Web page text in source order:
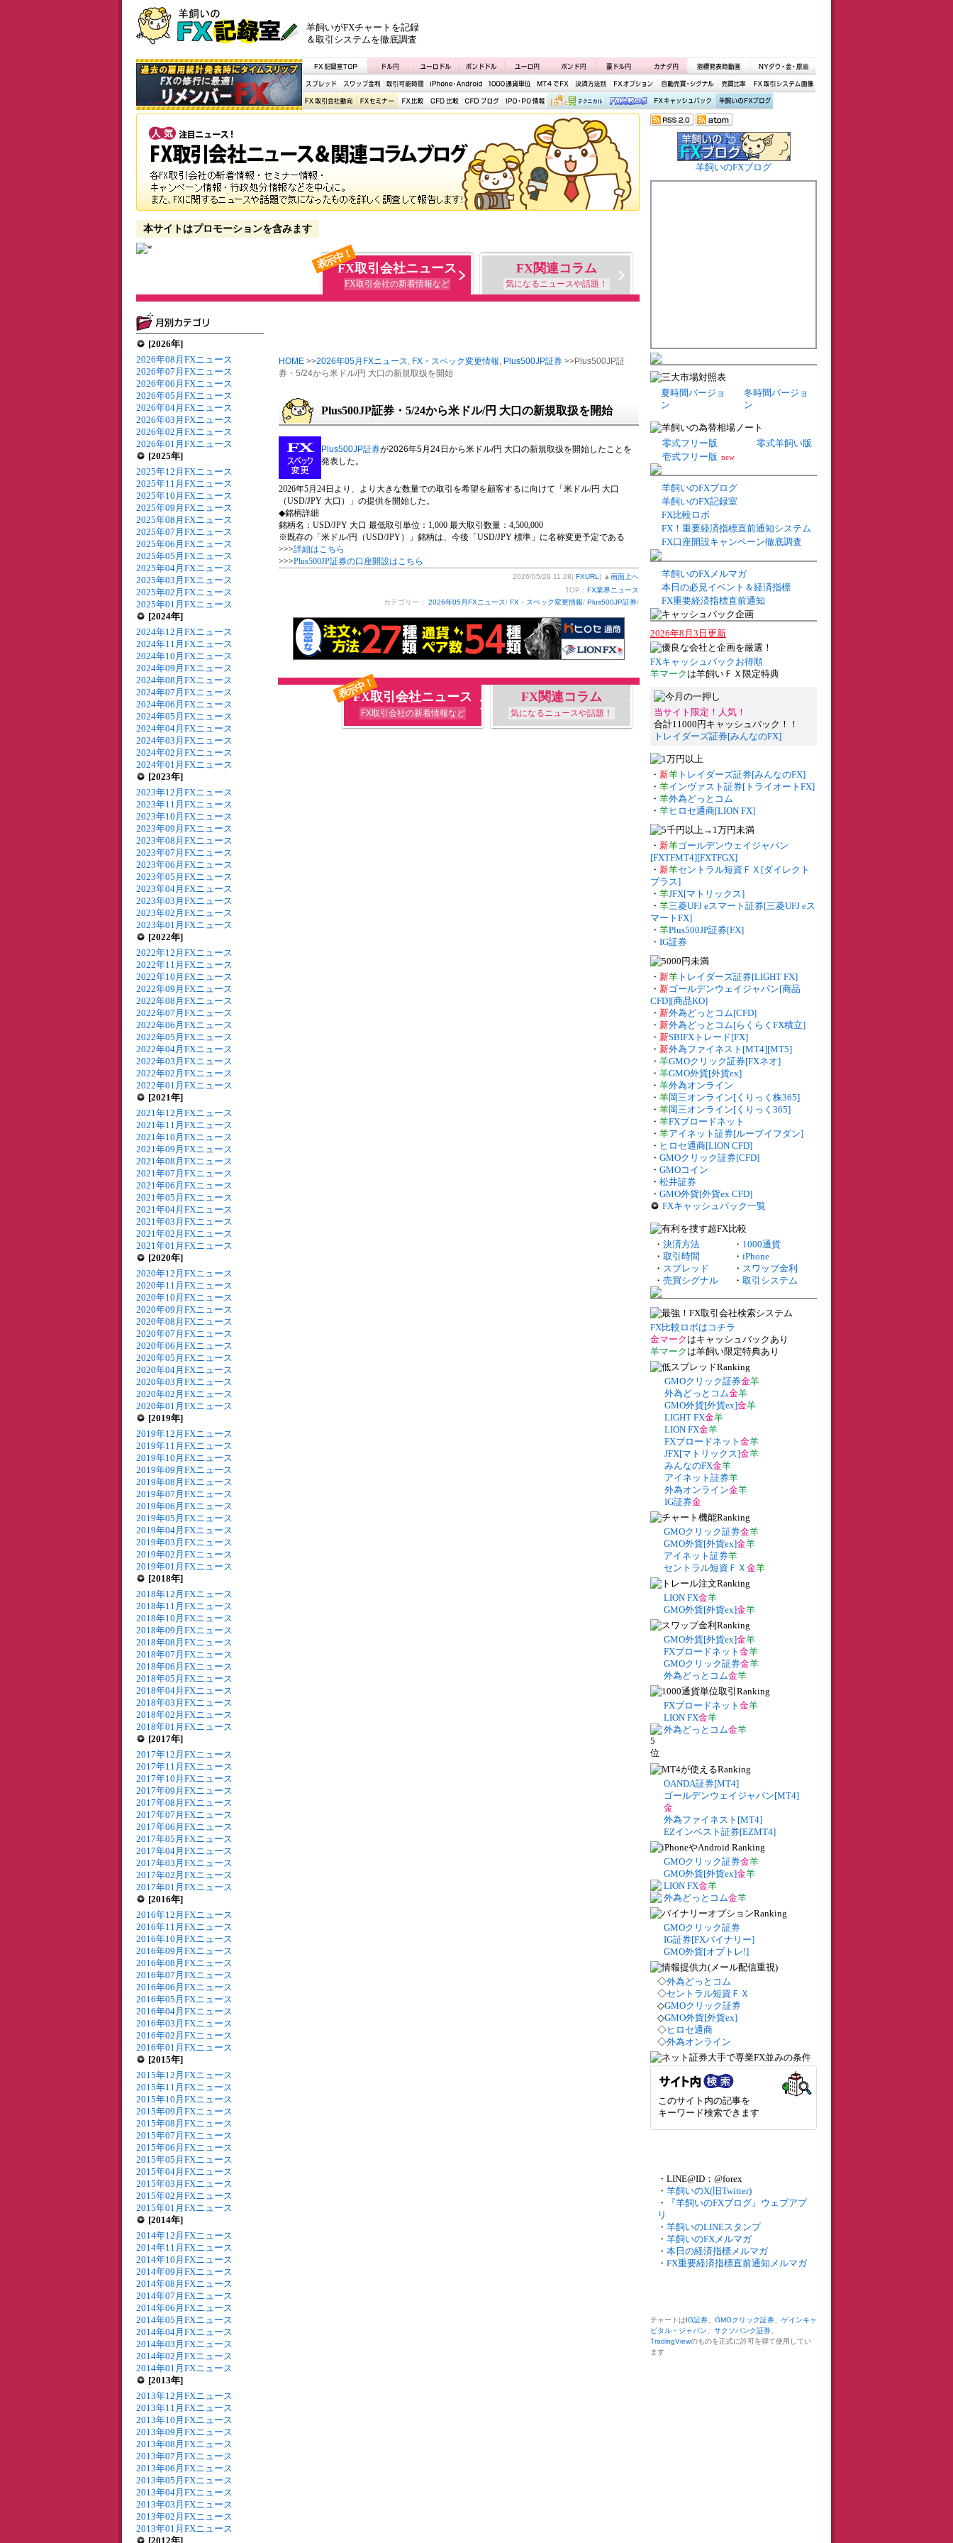
羊飼いがFXチャートを記録
＆取引システムを徹底調査
本サイトはプロモーションを含みます
表示中！FX取引会社ニュース
FX取引会社の新着情報など
FX関連コラム
気になるニュースや話題！
[2026年]
2026年08月FXニュース
2026年07月FXニュース
2026年06月FXニュース
2026年05月FXニュース
2026年04月FXニュース
2026年03月FXニュース
2026年02月FXニュース
2026年01月FXニュース
[2025年]
2025年12月FXニュース
2025年11月FXニュース
2025年10月FXニュース
2025年09月FXニュース
2025年08月FXニュース
2025年07月FXニュース
2025年06月FXニュース
2025年05月FXニュース
2025年04月FXニュース
2025年03月FXニュース
2025年02月FXニュース
2025年01月FXニュース
[2024年]
2024年12月FXニュース
2024年11月FXニュース
2024年10月FXニュース
2024年09月FXニュース
2024年08月FXニュース
2024年07月FXニュース
2024年06月FXニュース
2024年05月FXニュース
2024年04月FXニュース
2024年03月FXニュース
2024年02月FXニュース
2024年01月FXニュース
[2023年]
2023年12月FXニュース
2023年11月FXニュース
2023年10月FXニュース
2023年09月FXニュース
2023年08月FXニュース
2023年07月FXニュース
2023年06月FXニュース
2023年05月FXニュース
2023年04月FXニュース
2023年03月FXニュース
2023年02月FXニュース
2023年01月FXニュース
[2022年]
2022年12月FXニュース
2022年11月FXニュース
2022年10月FXニュース
2022年09月FXニュース
2022年08月FXニュース
2022年07月FXニュース
2022年06月FXニュース
2022年05月FXニュース
2022年04月FXニュース
2022年03月FXニュース
2022年02月FXニュース
2022年01月FXニュース
[2021年]
2021年12月FXニュース
2021年11月FXニュース
2021年10月FXニュース
2021年09月FXニュース
2021年08月FXニュース
2021年07月FXニュース
2021年06月FXニュース
2021年05月FXニュース
2021年04月FXニュース
2021年03月FXニュース
2021年02月FXニュース
2021年01月FXニュース
[2020年]
2020年12月FXニュース
2020年11月FXニュース
2020年10月FXニュース
2020年09月FXニュース
2020年08月FXニュース
2020年07月FXニュース
2020年06月FXニュース
2020年05月FXニュース
2020年04月FXニュース
2020年03月FXニュース
2020年02月FXニュース
2020年01月FXニュース
[2019年]
2019年12月FXニュース
2019年11月FXニュース
2019年10月FXニュース
2019年09月FXニュース
2019年08月FXニュース
2019年07月FXニュース
2019年06月FXニュース
2019年05月FXニュース
2019年04月FXニュース
2019年03月FXニュース
2019年02月FXニュース
2019年01月FXニュース
[2018年]
2018年12月FXニュース
2018年11月FXニュース
2018年10月FXニュース
2018年09月FXニュース
2018年08月FXニュース
2018年07月FXニュース
2018年06月FXニュース
2018年05月FXニュース
2018年04月FXニュース
2018年03月FXニュース
2018年02月FXニュース
2018年01月FXニュース
[2017年]
2017年12月FXニュース
2017年11月FXニュース
2017年10月FXニュース
2017年09月FXニュース
2017年08月FXニュース
2017年07月FXニュース
2017年06月FXニュース
2017年05月FXニュース
2017年04月FXニュース
2017年03月FXニュース
2017年02月FXニュース
2017年01月FXニュース
[2016年]
2016年12月FXニュース
2016年11月FXニュース
2016年10月FXニュース
2016年09月FXニュース
2016年08月FXニュース
2016年07月FXニュース
2016年06月FXニュース
2016年05月FXニュース
2016年04月FXニュース
2016年03月FXニュース
2016年02月FXニュース
2016年01月FXニュース
[2015年]
2015年12月FXニュース
2015年11月FXニュース
2015年10月FXニュース
2015年09月FXニュース
2015年08月FXニュース
2015年07月FXニュース
2015年06月FXニュース
2015年05月FXニュース
2015年04月FXニュース
2015年03月FXニュース
2015年02月FXニュース
2015年01月FXニュース
[2014年]
2014年12月FXニュース
2014年11月FXニュース
2014年10月FXニュース
2014年09月FXニュース
2014年08月FXニュース
2014年07月FXニュース
2014年06月FXニュース
2014年05月FXニュース
2014年04月FXニュース
2014年03月FXニュース
2014年02月FXニュース
2014年01月FXニュース
[2013年]
2013年12月FXニュース
2013年11月FXニュース
2013年10月FXニュース
2013年09月FXニュース
2013年08月FXニュース
2013年07月FXニュース
2013年06月FXニュース
2013年05月FXニュース
2013年04月FXニュース
2013年03月FXニュース
2013年02月FXニュース
2013年01月FXニュース
[2012年]
HOME >>2026年05月FXニュース, FX・スペック変更情報, Plus500JP証券 >>Plus500JP証
券・5/24から米ドル/円 大口の新規取扱を開始
Plus500JP証券・5/24から米ドル/円 大口の新規取扱を開始
Plus500JP証券が2026年5月24日から米ドル/円 大口の新規取扱を開始したことを
発表した。
2026年5月24日より、より大きな数量での取引を希望を顧客するに向けて「米ドル/円 大口
（USD/JPY 大口）」の提供を開始した。
◆銘柄詳細
銘柄名：USD/JPY 大口 最低取引単位：1,000 最大取引数量：4,500,000
※既存の「米ドル/円（USD/JPY）」銘柄は、今後「USD/JPY 標準」に名称変更予定である
>>>詳細はこちら
>>>Plus500JP証券の口座開設はこちら
2026/05/29 11:28| FXURL | ▲ 画面上へ
TOP： FX業界ニュース
カテゴリー： 2026年05月FXニュース/ FX・スペック変更情報/ Plus500JP証券/
表示中！
FX取引会社ニュース
FX取引会社の新着情報など
FX関連コラム
気になるニュースや話題！
羊飼いのFXブログ
夏時間バージョ
ン
冬時間バージョ
ン
零式フリー版
零式羊飼い版
壱式フリー版 new
羊飼いのFXブログ
羊飼いのFX記録室
FX比較ロボ
FX！重要経済指標直前通知システム
FX口座開設キャンペーン徹底調査
羊飼いのFXメルマガ
本日の必見イベント＆経済指標
FX重要経済指標直前通知
2026年8月3日更新
FXキャッシュバックお得順
羊マーク は羊飼いＦＸ限定特典
当サイト限定！人気！
合計11000円キャッシュバック！！
トレイダーズ証券[みんなのFX]
・ 新羊 トレイダーズ証券[みんなのFX]
・ 羊インヴァスト証券[トライオートFX]
・ 羊外為どっとコム
・ 羊ヒロセ通商[LION FX]
・ 新羊ゴールデンウェイジャパン
[FXTFMT4][FXTFGX]
・ 新羊セントラル短資ＦＸ[ダイレクト
プラス]
・ 羊JFX[マトリックス]
・ 羊三菱UFJ eスマート証券[三菱UFJ eス
マートFX]
・ 羊Plus500JP証券[FX]
・ IG証券
・ 新羊 トレイダーズ証券[LIGHT FX]
・ 新ゴールデンウェイジャパン[商品
CFD][商品KO]
・ 新外為どっとコム[CFD]
・ 新外為どっとコム[らくらくFX積立]
・ 新SBIFXトレード[FX]
・ 新外為ファイネスト[MT4][MT5]
・ 羊GMOクリック証券[FXネオ]
・ 羊GMO外貨[外貨ex]
・ 羊外為オンライン
・ 羊岡三オンライン[くりっく株365]
・ 羊岡三オンライン[くりっく365]
・ 羊FXブロードネット
・ 羊アイネット証券[ループイフダン]
・ ヒロセ通商[LION CFD]
・ GMOクリック証券[CFD]
・ GMOコイン
・ 松井証券
・ GMO外貨[外貨ex CFD]
FXキャッシュバック一覧
・ 決済方法 ・ 1000通貨
・ 取引時間 ・ iPhone
・ スプレッド ・ スワップ金利
・ 売買シグナル ・ 取引システム
FX比較ロボはコチラ
金マーク はキャッシュバックあり
羊マーク は羊飼い限定特典あり
GMOクリック証券金羊
外為どっとコム金羊
GMO外貨[外貨ex]金羊
LIGHT FX金羊
LION FX金羊
FXブロードネット 金羊
JFX[マトリックス]金羊
みんなのFX金羊
アイネット証券羊
外為オンライン金羊
IG証券金
GMOクリック証券金羊
GMO外貨[外貨ex]金羊
アイネット証券羊
セントラル短資ＦＸ 金羊
LION FX金羊
GMO外貨[外貨ex]金羊
GMO外貨[外貨ex]金羊
FXブロードネット 金羊
GMOクリック証券金羊
外為どっとコム金羊
FXブロードネット 金羊
LION FX金羊
外為どっとコム金羊
OANDA証券[MT4]
ゴールデンウェイジャパン[MT4]
金
外為ファイネスト[MT4]
EZインベスト証券[EZMT4]
GMOクリック証券金羊
GMO外貨[外貨ex]金羊
LION FX金羊
外為どっとコム金羊
GMOクリック証券
IG証券[FXバイナリー]
GMO外貨[オプトレ!]
◇外為どっとコム
◇セントラル短資ＦＸ
◇GMOクリック証券
◇GMO外貨[外貨ex]
◇ヒロセ通商
◇外為オンライン
このサイト内の記事を
キーワード検索できます
・LINE@ID：@forex
・ 羊飼いのX(旧Twitter)
・
『羊飼いのFXブログ』ウェブアプ
リ
・ 羊飼いのLINEスタンプ
・ 羊飼いのFXメルマガ
・ 本日の経済指標メルマガ
・ FX重要経済指標直前通知メルマガ
チャートはIG証券 GMOクリック証券
ゲインキャ
ピタル・ジャパン
サクソバンク証券
TradingViewのものを正式に許可を得て使用してい
ます